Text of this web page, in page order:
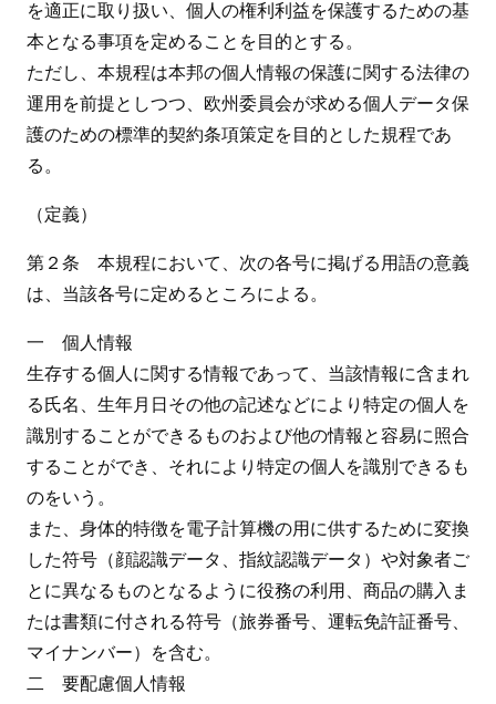
を適正に取り扱い、個人の権利利益を保護するための基
本となる事項を定めることを目的とする。
ただし、本規程は本邦の個人情報の保護に関する法律の
運用を前提としつつ、欧州委員会が求める個人データ保
護のための標準的契約条項策定を目的とした規程であ
る。
（定義）
第２条 本規程において、次の各号に掲げる用語の意義
は、当該各号に定めるところによる。
一 個人情報
生存する個人に関する情報であって、当該情報に含まれ
る氏名、生年月日その他の記述などにより特定の個人を
識別することができるものおよび他の情報と容易に照合
することができ、それにより特定の個人を識別できるも
のをいう。
また、身体的特徴を電子計算機の用に供するために変換
した符号（顔認識データ、指紋認識データ）や対象者ご
とに異なるものとなるように役務の利用、商品の購入ま
たは書類に付される符号（旅券番号、運転免許証番号、
マイナンバー）を含む。
二 要配慮個人情報